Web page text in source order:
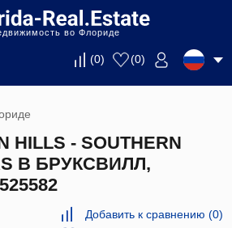
во Флориде
(0) (0)
HILLS - SOUTHERN
В БРУКСВИЛЛ,
Добавить к сравнению (0)